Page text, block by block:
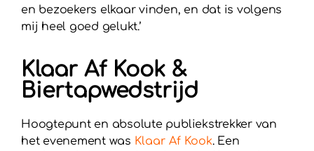
en bezoekers elkaar vinden, en dat is volgens
mij heel goed gelukt.’
Klaar Af Kook &
Biertapwedstrijd
Hoogtepunt en absolute publiekstrekker van
het evenement was Klaar Af Kook. Een